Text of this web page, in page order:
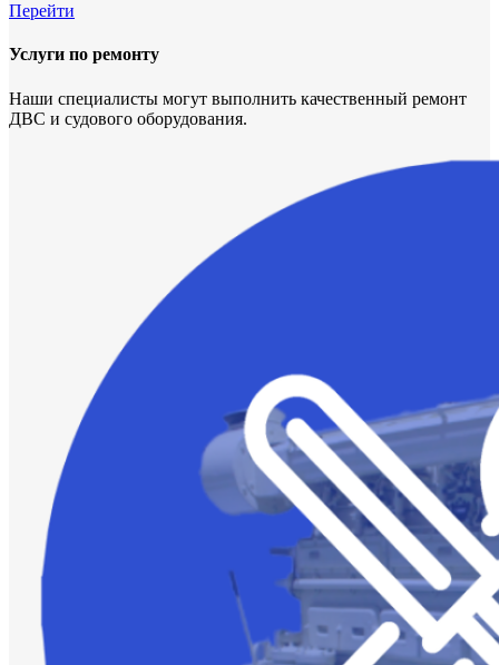
Перейти
Услуги по ремонту
Наши специалисты могут выполнить качественный ремонт
ДВС и судового оборудования.